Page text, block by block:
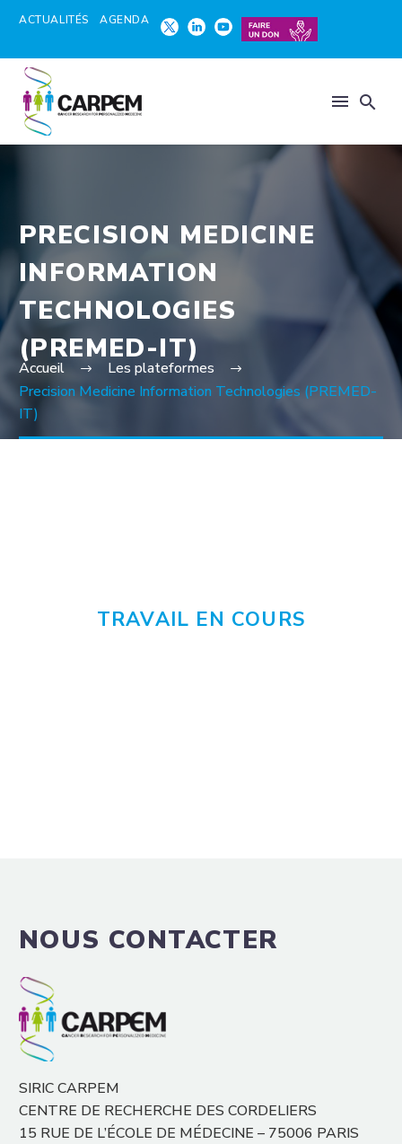
ACTUALITÉS AGENDA
PRECISION MEDICINE
INFORMATION
TECHNOLOGIES
(PREMED-IT)
Accueil
Les plateformes
Precision Medicine Information Technologies (PREMED-
IT)
TRAVAIL EN COURS
NOUS CONTACTER
SIRIC CARPEM
CENTRE DE RECHERCHE DES CORDELIERS
15 RUE DE L’ÉCOLE DE MÉDECINE – 75006 PARIS